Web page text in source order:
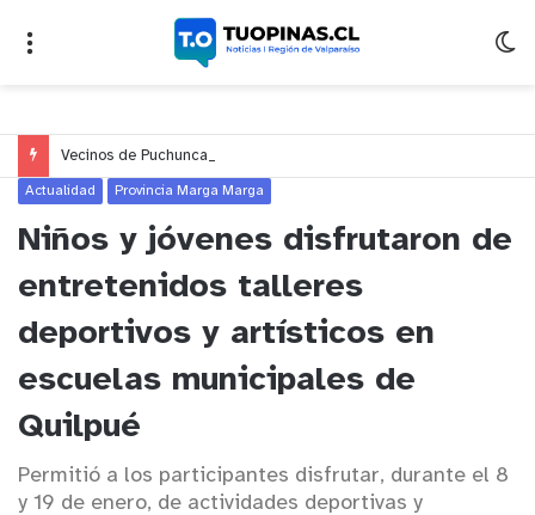
Actualidad Provincia Marga Marga
Niños y jóvenes disfrutaron de
entretenidos talleres
deportivos y artísticos en
escuelas municipales de
Quilpué
Permitió a los participantes disfrutar, durante el 8
y 19 de enero, de actividades deportivas y